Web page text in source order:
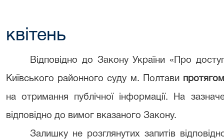
квітень
Відповідно до Закону України «Про
Київського районного суду м. Полтави
на отримання публічної інформації. На
відповідно до вимог вказаного Закону.
Залишку не розглянутих запитів